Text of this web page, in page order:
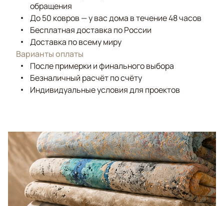
обращения
До 50 ковров — у вас дома в течение 48 часов
Бесплатная доставка по России
Доставка по всему миру
Варианты оплаты
После примерки и финального выбора
Безналичный расчёт по счёту
Индивидуальные условия для проектов